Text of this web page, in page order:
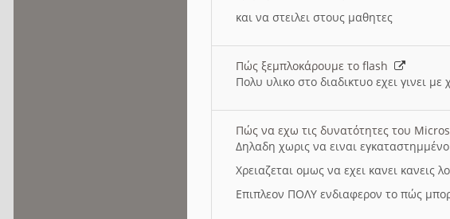
και να στειλει στους μαθητες
Πώς ξεμπλοκάρουμε το flash
Πολυ υλικο στο διαδικτυο εχει γινει
Πώς να εχω τις δυνατότητες του
Δηλαδη χωρις να ειναι
Χρειαζεται ομως να εχει κανει κανεις
Επιπλεον ΠΟΛΥ ενδιαφερον το πώς